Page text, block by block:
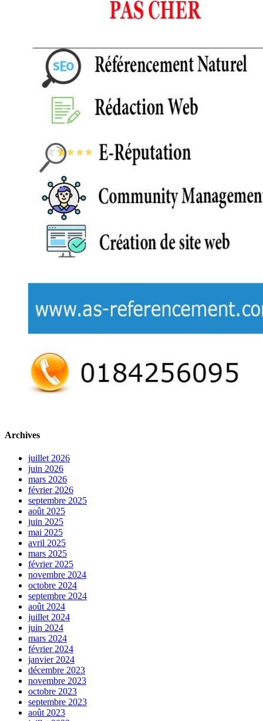
Archives
juillet 2026
juin 2026
mars 2026
février 2026
septembre 2025
août 2025
juin 2025
mai 2025
avril 2025
mars 2025
février 2025
novembre 2024
octobre 2024
septembre 2024
août 2024
juillet 2024
juin 2024
mars 2024
février 2024
janvier 2024
décembre 2023
novembre 2023
octobre 2023
septembre 2023
août 2023